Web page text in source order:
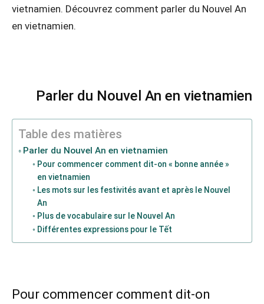
vietnamien. Découvrez comment parler du Nouvel An
en vietnamien.
Parler du Nouvel An en vietnamien
Table des matières
Parler du Nouvel An en vietnamien
Pour commencer comment dit-on « bonne année »
en vietnamien
Les mots sur les festivités avant et après le Nouvel
An
Plus de vocabulaire sur le Nouvel An
Différentes expressions pour le Tết
Pour commencer comment dit-on